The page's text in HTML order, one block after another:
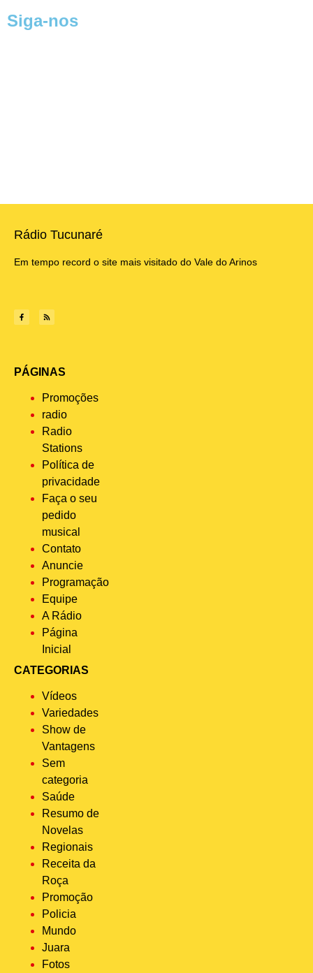
Siga-nos
Rádio Tucunaré
Em tempo record o site mais visitado do Vale do Arinos
PÁGINAS
Promoções
radio
Radio
Stations
Política de
privacidade
Faça o seu
pedido
musical
Contato
Anuncie
Programação
Equipe
A Rádio
Página
Inicial
CATEGORIAS
Vídeos
Variedades
Show de
Vantagens
Sem
categoria
Saúde
Resumo de
Novelas
Regionais
Receita da
Roça
Promoção
Policia
Mundo
Juara
Fotos